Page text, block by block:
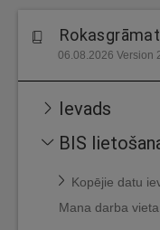
06.08.2026 Version
Ievads
BIS
Kopējie datu
Mana darba vieta